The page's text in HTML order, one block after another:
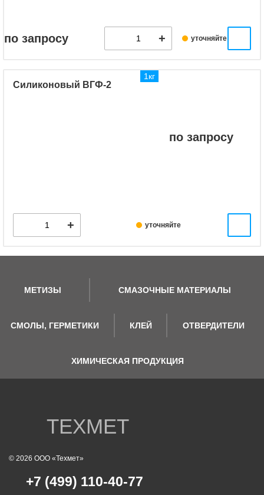
уточняйте
по запросу
Силиконовый ВГФ-2
уточняйте
1кг
по запросу
МЕТИЗЫ СМАЗОЧНЫЕ МАТЕРИАЛЫ
СМОЛЫ, ГЕРМЕТИКИ КЛЕЙ ОТВЕРДИТЕЛИ
ХИМИЧЕСКАЯ ПРОДУКЦИЯ
ТЕХМЕТ
© 2026 ООО «Техмет»
+7 (499) 110-40-77